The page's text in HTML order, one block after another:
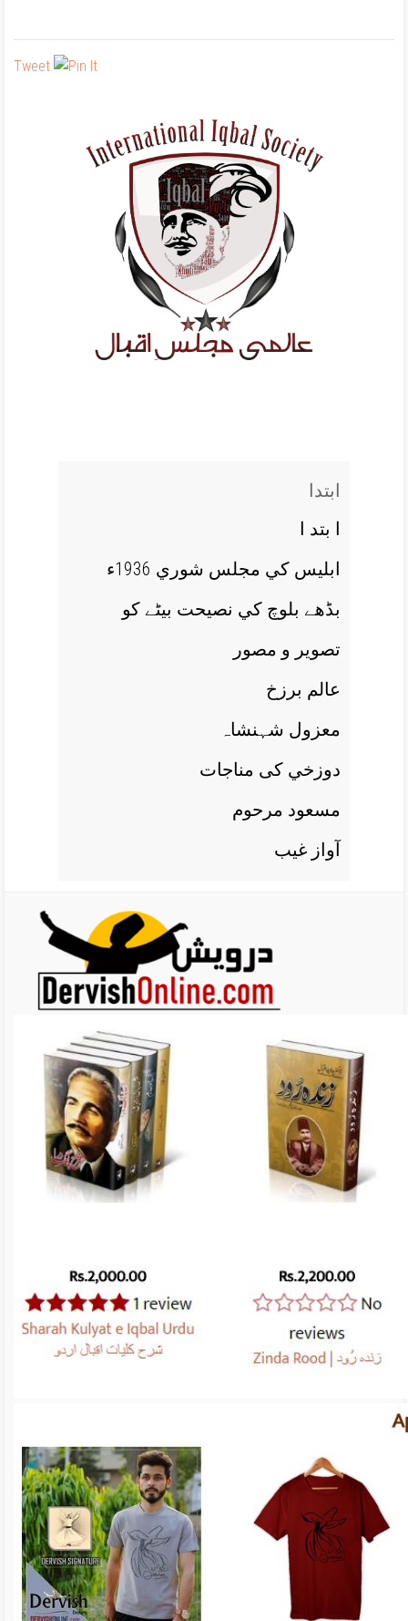
Tweet
ابتدا
ا بتد ا
ابليس کي مجلس شوري 1936ء
بڈھے بلوچ کي نصيحت بيٹے کو
تصوير و مصور
عالم برزخ
معزول شہنشاہ
دوزخي کی مناجات
مسعود مرحوم
آواز غيب